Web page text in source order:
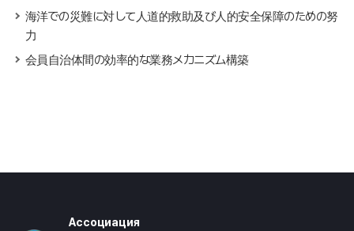
海洋での災難に対して人道的救助及び人的安全保障のための努
力
会員自治体間の効率的な業務メカニズム構築
Ассоциация